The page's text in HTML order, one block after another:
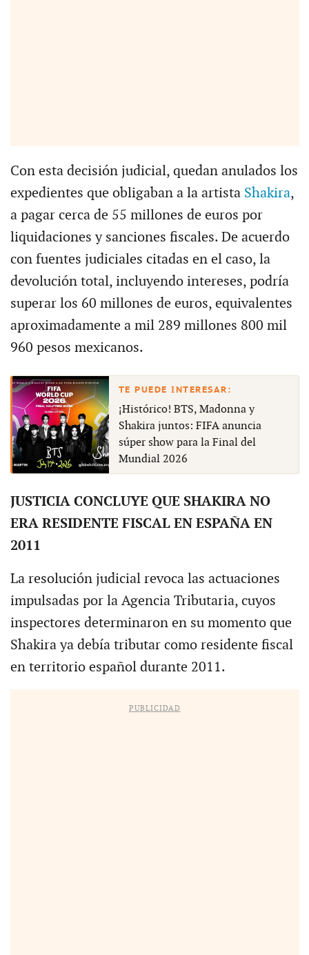
Con esta decisión judicial, quedan anulados los
expedientes que obligaban a la artista Shakira,
a pagar cerca de 55 millones de euros por
liquidaciones y sanciones fiscales. De acuerdo
con fuentes judiciales citadas en el caso, la
devolución total, incluyendo intereses, podría
superar los 60 millones de euros, equivalentes
aproximadamente a mil 289 millones 800 mil
960 pesos mexicanos.
¡Histórico! BTS, Madonna y
Shakira juntos: FIFA anuncia
súper show para la Final del
Mundial 2026
JUSTICIA CONCLUYE QUE SHAKIRA NO
ERA RESIDENTE FISCAL EN ESPAÑA EN
2011
La resolución judicial revoca las actuaciones
impulsadas por la Agencia Tributaria, cuyos
inspectores determinaron en su momento que
Shakira ya debía tributar como residente fiscal
en territorio español durante 2011.
PUBLICIDAD